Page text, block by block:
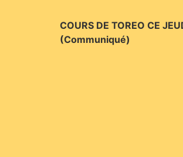
COURS DE TOREO CE
(Communiqué)